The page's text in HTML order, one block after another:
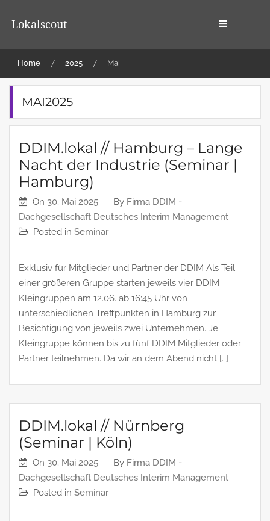
Lokalscout
Home 2025 Mai
MAI2025
DDIM.lokal // Hamburg – Lange
Nacht der Industrie (Seminar |
Hamburg)
On 30. Mai 2025 By Firma DDIM -
Dachgesellschaft Deutsches Interim Management
Posted in Seminar
Exklusiv für Mitglieder und Partner der DDIM Als Teil
einer größeren Gruppe starten jeweils vier DDIM
Kleingruppen am 12.06. ab 16:45 Uhr von
unterschiedlichen Treffpunkten in Hamburg zur
Besichtigung von jeweils zwei Unternehmen. Je
Kleingruppe können bis zu fünf DDIM Mitglieder oder
Partner teilnehmen. Da wir an dem Abend nicht […]
DDIM.lokal // Nürnberg
(Seminar | Köln)
On 30. Mai 2025 By Firma DDIM -
Dachgesellschaft Deutsches Interim Management
Posted in Seminar